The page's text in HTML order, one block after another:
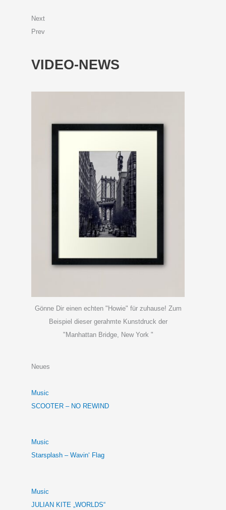
Next
Prev
VIDEO-NEWS
Gönne Dir einen echten "Howie" für zuhause! Zum
Beispiel dieser gerahmte Kunstdruck der
"Manhattan Bridge, New York "
Neues
Music
SCOOTER – NO REWIND
Music
Starsplash – Wavin‘ Flag
Music
JULIAN KITE „WORLDS“